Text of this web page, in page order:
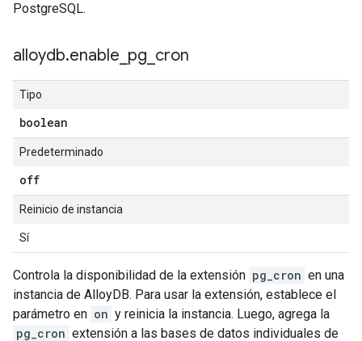
PostgreSQL.
alloydb.enable pg cron
Tipo
boolean
Predeterminado
off
Reinicio de instancia
Sí
Controla la disponibilidad de la extensión pg_cron en una
instancia de AlloyDB. Para usar la extensión, establece el
parámetro en on y reinicia la instancia. Luego, agrega la
pg_cron extensión a las bases de datos individuales de